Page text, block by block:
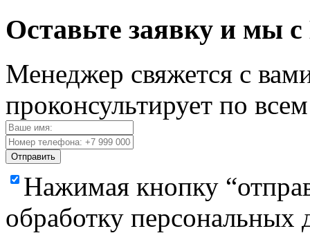
Оставьте заявку и мы
Менеджер свяжется с
проконсультирует по
Отправить
Нажимая кнопку
обработку персональных